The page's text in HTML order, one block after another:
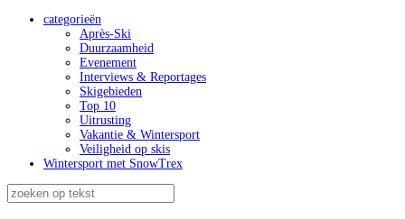
categorieën
Après-Ski
Duurzaamheid
Evenement
Interviews & Reportages
Skigebieden
Top 10
Uitrusting
Vakantie & Wintersport
Veiligheid op skis
Wintersport met SnowTrex